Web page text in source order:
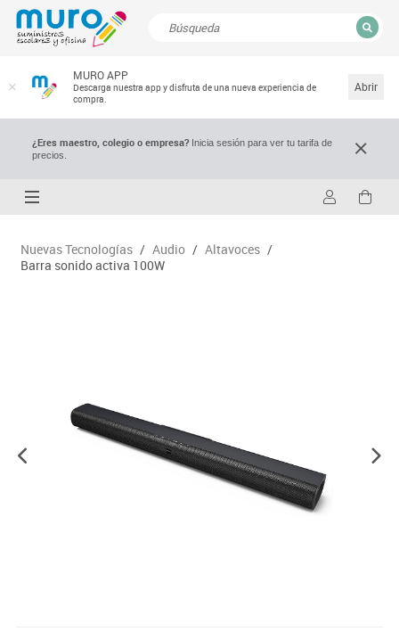
MURO APP
Descarga nuestra app y disfruta de una nueva experiencia de
compra.
Abrir
¿Eres maestro, colegio o empresa?Inicia sesión para ver tu tarifa de
precios.
Nuevas Tecnologías / Audio / Altavoces /
Barra sonido activa 100W